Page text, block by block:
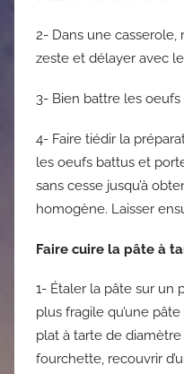
2- Dans une casserole,
zeste et délayer avec
3- Bien battre les
4- Faire tiédir la
les oeufs battus et
sans cesse jusqu’à
homogène. Laisser
Faire cuire la pâte à
1- Étaler la pâte sur un
plus fragile qu’une
plat à tarte de
fourchette, recouvrir